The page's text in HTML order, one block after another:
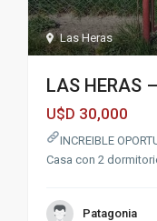
Las Heras
LAS HERAS
U$D 30,000
INCREIBLE
Casa con 2
Patagonia